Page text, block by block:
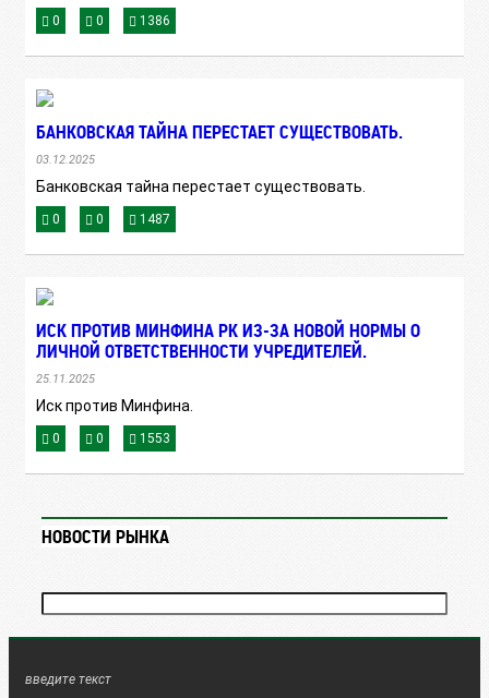
0 0 1386
БАНКОВСКАЯ ТАЙНА ПЕРЕСТАЕТ СУЩЕСТВОВАТЬ.
03.12.2025
Банковская тайна перестает существовать.
0 0 1487
ИСК ПРОТИВ МИНФИНА РК ИЗ-ЗА НОВОЙ НОРМЫ О
ЛИЧНОЙ ОТВЕТСТВЕННОСТИ УЧРЕДИТЕЛЕЙ.
25.11.2025
Иск против Минфина.
0 0 1553
НОВОСТИ РЫНКА
введите текст